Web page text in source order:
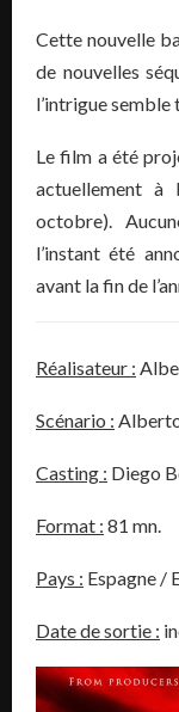
Cette nouvelle
de nouvelles
l’intrigue semble
Le film a été
actuellement à
octobre).
l’instant été
avant la fin de
Réalisateur :
Scénario :
Casting : Diego
Format : 81 mn.
Pays : Espagne /
Date de sortie :